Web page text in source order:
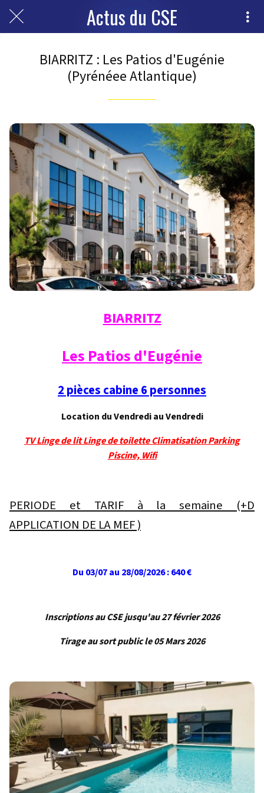
Actus du CSE
BIARRITZ : Les Patios d'Eugénie
(Pyrénéee Atlantique)
BIARRITZ
Les Patios d'Eugénie
2 pièces cabine 6 personnes
Location du Vendredi au Vendredi
TV Linge de lit Linge de toilette Climatisation Parking
Piscine, Wifi
PERIODE et TARIF à la semaine (+D
APPLICATION DE LA MEF )
Du 03/07 au 28/08/2026 : 640 €
Inscriptions au CSE jusqu'au 27 février 2026
Tirage au sort public le 05 Mars 2026